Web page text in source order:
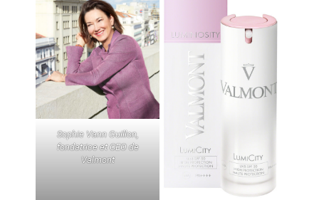
Sophie Vann Guillon,
fondatrice et CEO de
Valmont